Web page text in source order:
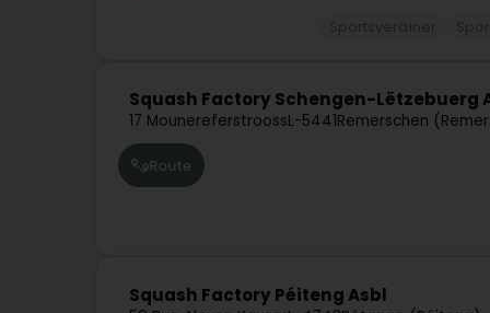
Squash Factory Schengen-Lëtzebuerg
17 MounereferstroossL-5441Remerschen
Route
Squash Factory Péiteng Asbl